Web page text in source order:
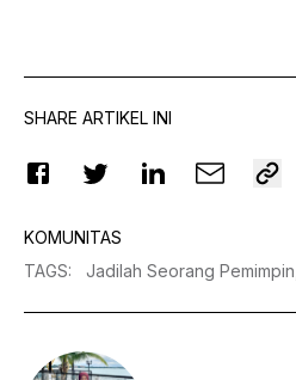
SHARE ARTIKEL INI
KOMUNITAS
TAGS: Jadilah Seorang Pemimpin,